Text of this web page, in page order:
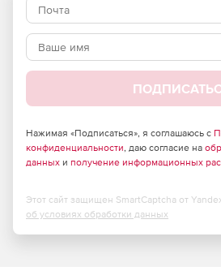
Иерархическое представление
задач в виде дерева.
пользовательской программы.
Одновременная работа в
Мгновенные оповещения об
задачах.
Нажимая «Подписаться», я соглашаюсь с
конфиденциальности, даю согласие на
данных и получение информационных
Этот сайт защищен SmartCaptcha от
об условиях обработки данных